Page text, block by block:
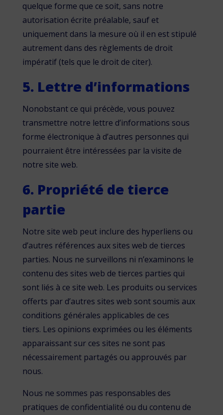
quelque forme que ce soit, sans notre
autorisation écrite préalable, sauf et
uniquement dans la mesure où il en est stipulé
autrement dans des règlements de droit
impératif (tels que le droit de citer).
5. Lettre d’informations
Nonobstant ce qui précède, vous pouvez
transmettre notre lettre d’informations sous
forme électronique à d’autres personnes qui
pourraient être intéressées par la visite de
notre site web.
6. Propriété de tierce
partie
Notre site web peut inclure des hyperliens ou
d’autres références aux sites web de tierces
parties. Nous ne surveillons ni n’examinons le
contenu des sites web de tierces parties qui
sont liés à ce site web. Les produits ou services
offerts par d’autres sites web sont soumis aux
conditions générales applicables de ces
tiers. Les opinions exprimées ou les éléments
apparaissant sur ces sites ne sont pas
nécessairement partagés ou approuvés par
nous.
Nous ne sommes pas responsables des
pratiques de confidentialité ou du contenu de